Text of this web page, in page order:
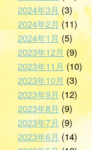
2024年3月 (3)
2024年2月(11)
2024年1月(5)
2023年12月 (9)
2023年11月 (10)
2023年10月 (3)
2023年9月 (12)
2023年8月 (9)
2023年7月 (9)
2023年6月 (14)